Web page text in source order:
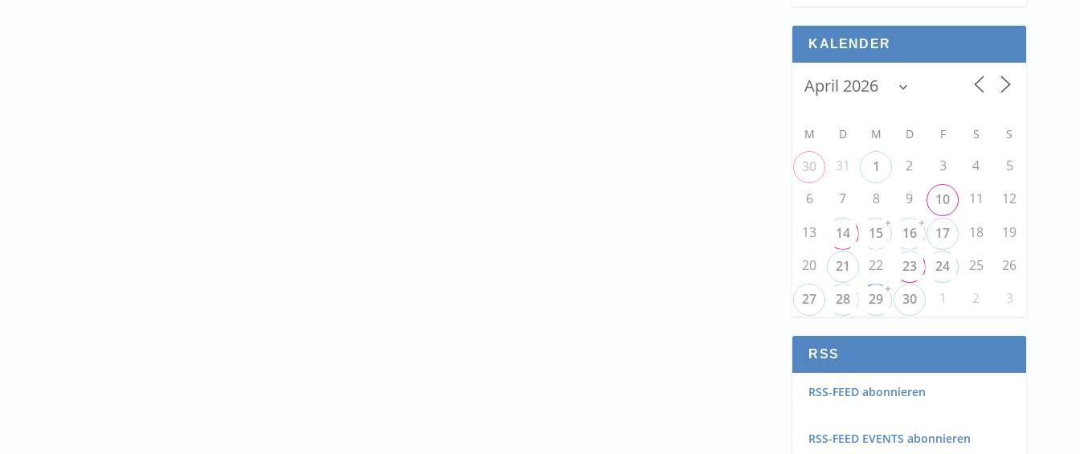
KALENDER
M D M D F S S
30 31 1 2 3 4
5
6
7 8 9 10 11
12
13
14 15
+
16
+
17 18
19
20
21 22 23 24 25
26
27
28 29
+
30 1 2 3
RSS
RSS-FEED abonnieren
RSS-FEED EVENTS abonnieren